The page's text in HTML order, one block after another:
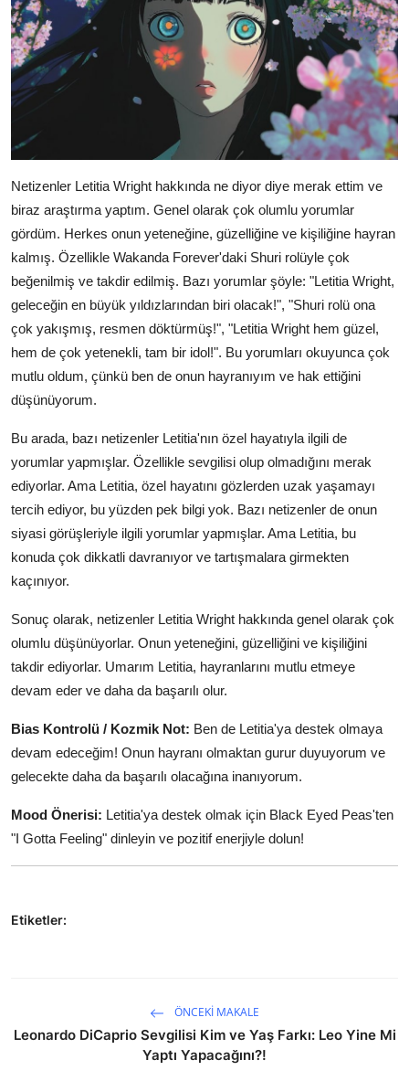
Netizenler Letitia Wright hakkında ne diyor diye merak ettim ve
biraz araştırma yaptım. Genel olarak çok olumlu yorumlar
gördüm. Herkes onun yeteneğine, güzelliğine ve kişiliğine hayran
kalmış. Özellikle Wakanda Forever'daki Shuri rolüyle çok
beğenilmiş ve takdir edilmiş. Bazı yorumlar şöyle: "Letitia Wright,
geleceğin en büyük yıldızlarından biri olacak!", "Shuri rolü ona
çok yakışmış, resmen döktürmüş!", "Letitia Wright hem güzel,
hem de çok yetenekli, tam bir idol!". Bu yorumları okuyunca çok
mutlu oldum, çünkü ben de onun hayranıyım ve hak ettiğini
düşünüyorum.
Bu arada, bazı netizenler Letitia'nın özel hayatıyla ilgili de
yorumlar yapmışlar. Özellikle sevgilisi olup olmadığını merak
ediyorlar. Ama Letitia, özel hayatını gözlerden uzak yaşamayı
tercih ediyor, bu yüzden pek bilgi yok. Bazı netizenler de onun
siyasi görüşleriyle ilgili yorumlar yapmışlar. Ama Letitia, bu
konuda çok dikkatli davranıyor ve tartışmalara girmekten
kaçınıyor.
Sonuç olarak, netizenler Letitia Wright hakkında genel olarak çok
olumlu düşünüyorlar. Onun yeteneğini, güzelliğini ve kişiliğini
takdir ediyorlar. Umarım Letitia, hayranlarını mutlu etmeye
devam eder ve daha da başarılı olur.
Bias Kontrolü / Kozmik Not: Ben de Letitia'ya destek olmaya
devam edeceğim! Onun hayranı olmaktan gurur duyuyorum ve
gelecekte daha da başarılı olacağına inanıyorum.
Mood Önerisi: Letitia'ya destek olmak için Black Eyed Peas'ten
"I Gotta Feeling" dinleyin ve pozitif enerjiyle dolun!
Etiketler:
ÖNCEKI MAKALE
Leonardo DiCaprio Sevgilisi Kim ve Yaş Farkı: Leo Yine Mi
Yaptı Yapacağını?!